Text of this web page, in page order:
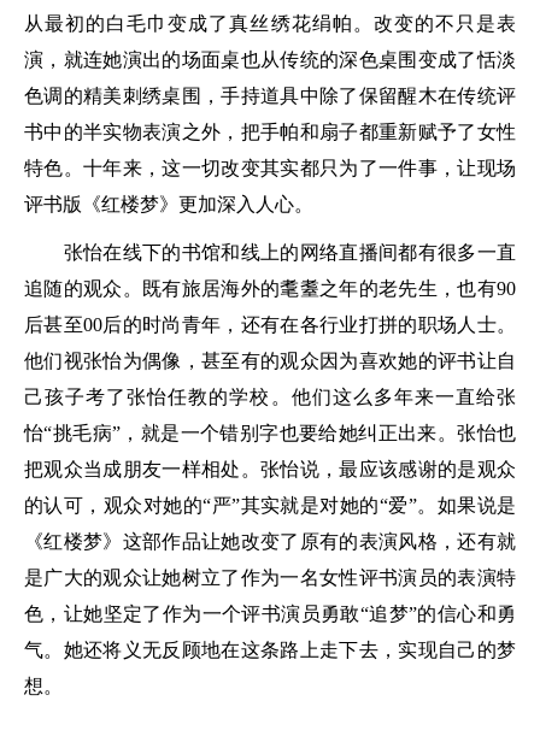
从最初的白毛巾变成了真丝绣花绢帕。改变的不只是表
演，就连她演出的场面桌也从传统的深色桌围变成了恬淡
色调的精美刺绣桌围，手持道具中除了保留醒木在传统评
书中的半实物表演之外，把手帕和扇子都重新赋予了女性
特色。十年来，这一切改变其实都只为了一件事，让现场
评书版《红楼梦》更加深入人心。
张怡在线下的书馆和线上的网络直播间都有很多一直
追随的观众。既有旅居海外的耄耋之年的老先生，也有90
后甚至00后的时尚青年，还有在各行业打拼的职场人士。
他们视张怡为偶像，甚至有的观众因为喜欢她的评书让自
己孩子考了张怡任教的学校。他们这么多年来一直给张
怡“挑毛病”，就是一个错别字也要给她纠正出来。张怡也
把观众当成朋友一样相处。张怡说，最应该感谢的是观众
的认可，观众对她的“严”其实就是对她的“爱”。如果说是
《红楼梦》这部作品让她改变了原有的表演风格，还有就
是广大的观众让她树立了作为一名女性评书演员的表演特
色，让她坚定了作为一个评书演员勇敢“追梦”的信心和勇
气。她还将义无反顾地在这条路上走下去，实现自己的梦
想。